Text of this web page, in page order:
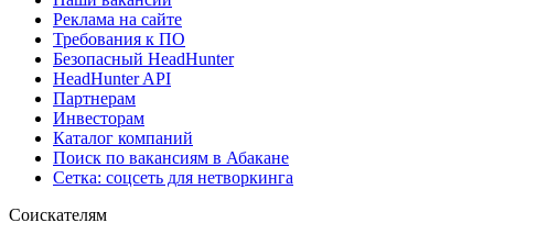
Реклама на сайте
Требования к ПО
Безопасный HeadHunter
HeadHunter API
Партнерам
Инвесторам
Каталог компаний
Поиск по вакансиям в Абакане
Сетка: соцсеть для нетворкинга
Соискателям